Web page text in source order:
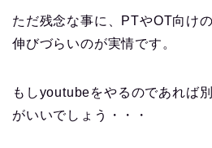
ただ残念な事に、PTやOT向け
伸びづらいのが実情です。
もしyoutubeをやるのであれば
がいいでしょう・・・